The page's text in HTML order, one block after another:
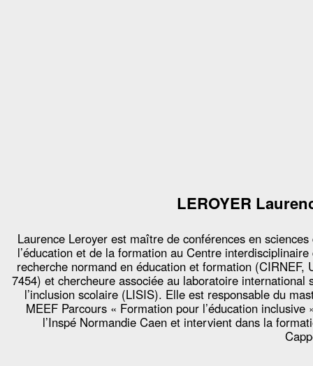
LEROYER
Laurence Leroyer est maître de conférences en sciences
l’éducation et de la formation au Centre interdisciplinaire
recherche normand en éducation et formation (CIRNEF,
7454) et chercheure associée au laboratoire international
l’inclusion scolaire (LISIS). Elle est responsable du
MEEF Parcours « Formation pour l’éducation inclusive
l’Inspé Normandie Caen et intervient dans la